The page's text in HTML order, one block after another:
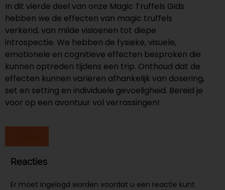
In dit vierde deel van onze Magic Truffels Gids
hebben we de effecten van magic truffels
verkend, van milde visioenen tot diepe
introspectie. We hebben de fysieke, visuele,
emotionele en cognitieve effecten besproken die
kunnen optreden tijdens een trip. Onthoud dat de
effecten kunnen variëren afhankelijk van dosering,
set en setting en individuele gevoeligheid. Bereid je
voor op een avontuur vol verrassingen!
Reacties
Er moet ingelogd worden voordat u een reactie kunt